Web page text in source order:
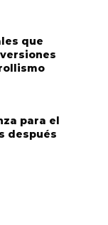
que
para el
después